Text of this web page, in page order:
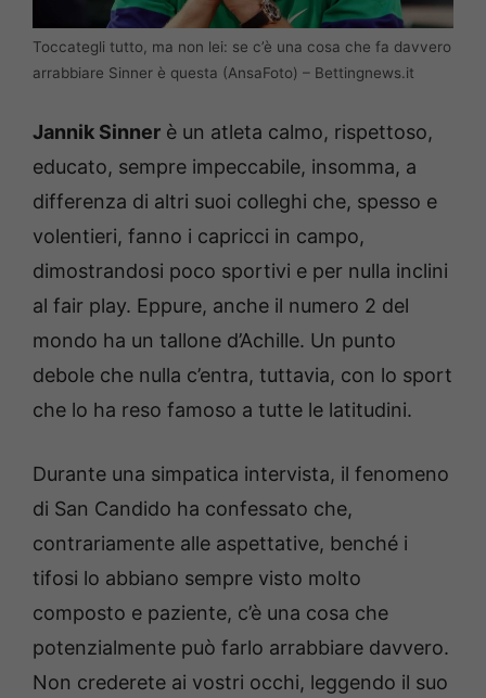
Toccategli tutto, ma non lei: se c’è una cosa che fa davvero
arrabbiare Sinner è questa (AnsaFoto) – Bettingnews.it
Jannik Sinner è un atleta calmo, rispettoso,
educato, sempre impeccabile, insomma, a
differenza di altri suoi colleghi che, spesso e
volentieri, fanno i capricci in campo,
dimostrandosi poco sportivi e per nulla inclini
al fair play. Eppure, anche il numero 2 del
mondo ha un tallone d’Achille. Un punto
debole che nulla c’entra, tuttavia, con lo sport
che lo ha reso famoso a tutte le latitudini.
Durante una simpatica intervista, il fenomeno
di San Candido ha confessato che,
contrariamente alle aspettative, benché i
tifosi lo abbiano sempre visto molto
composto e paziente, c’è una cosa che
potenzialmente può farlo arrabbiare davvero.
Non crederete ai vostri occhi, leggendo il suo